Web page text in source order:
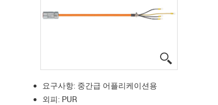
요구사항: 중간급 어플리케이션용
외피: PUR